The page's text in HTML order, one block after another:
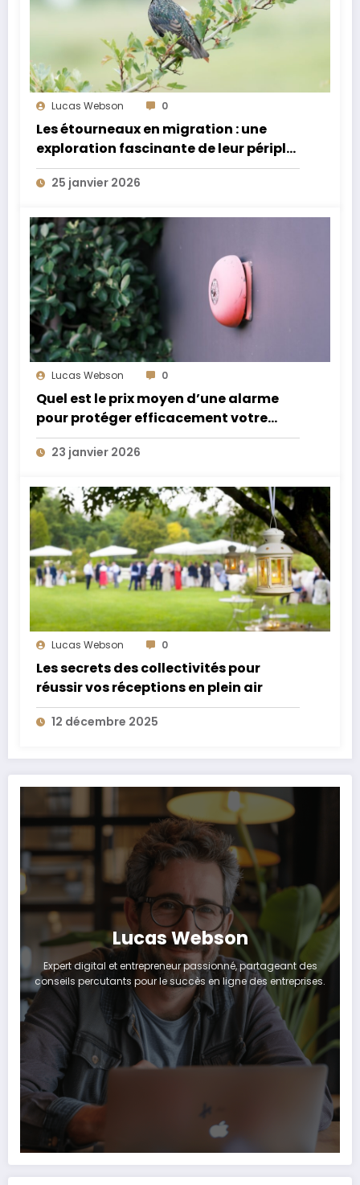
Lucas Webson 0
Les étourneaux en migration : une
exploration fascinante de leur périple
annuel extraordinaire
25 janvier 2026
Lucas Webson 0
Quel est le prix moyen d’une alarme
pour protéger efficacement votre
domicile ?
23 janvier 2026
Lucas Webson 0
Les secrets des collectivités pour
réussir vos réceptions en plein air
12 décembre 2025
Lucas Webson
Expert digital et entrepreneur passionné, partageant des
conseils percutants pour le succès en ligne des entreprises.